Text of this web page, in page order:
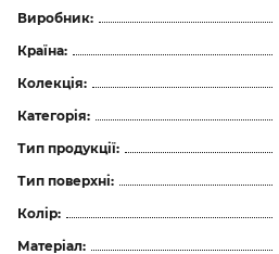
Виробник:
Країна:
Колекція:
Категорія:
Тип продукції:
Тип поверхні:
Колір:
Матеріал: